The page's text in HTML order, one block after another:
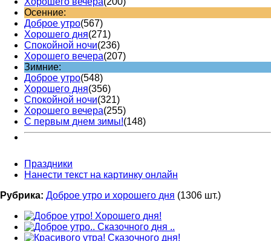
Осенние:
Доброе утро(567)
Хорошего дня(271)
Спокойной ночи(236)
Хорошего вечера(207)
Зимние:
Доброе утро(548)
Хорошего дня(356)
Спокойной ночи(321)
Хорошего вечера(255)
С первым днем зимы!(148)
Праздники
Нанести текст на картинку онлайн
Рубрика: Доброе утро и хорошего дня (1306 шт.)